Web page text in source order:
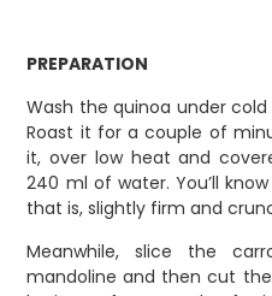
PREPARATION
Wash the quinoa under
Roast it for a couple of
it, over low heat and
240 ml of water. You’ll know
that is, slightly firm and
Meanwhile, slice the
mandoline and then cut